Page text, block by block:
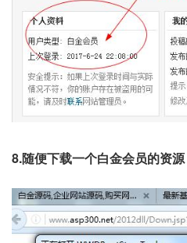
8.随便下载一个白金会员的资源